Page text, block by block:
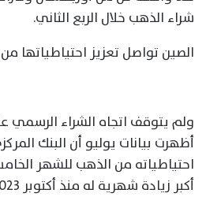
شراء الذهب خلال الربع الثاني.
الصين تواصل تعزيز احتياطياتها
ولم يتوقف اتجاه الشراء الرسمي
أظهرت بيانات يوليو أن البنك
احتياطياته من الذهب للشهر
أكبر زيادة شهرية له منذ أكتوبر 2023.